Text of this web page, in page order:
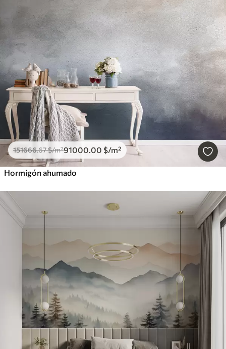
151666.67$/m²91000.00 $/m²
Hormigón ahumado